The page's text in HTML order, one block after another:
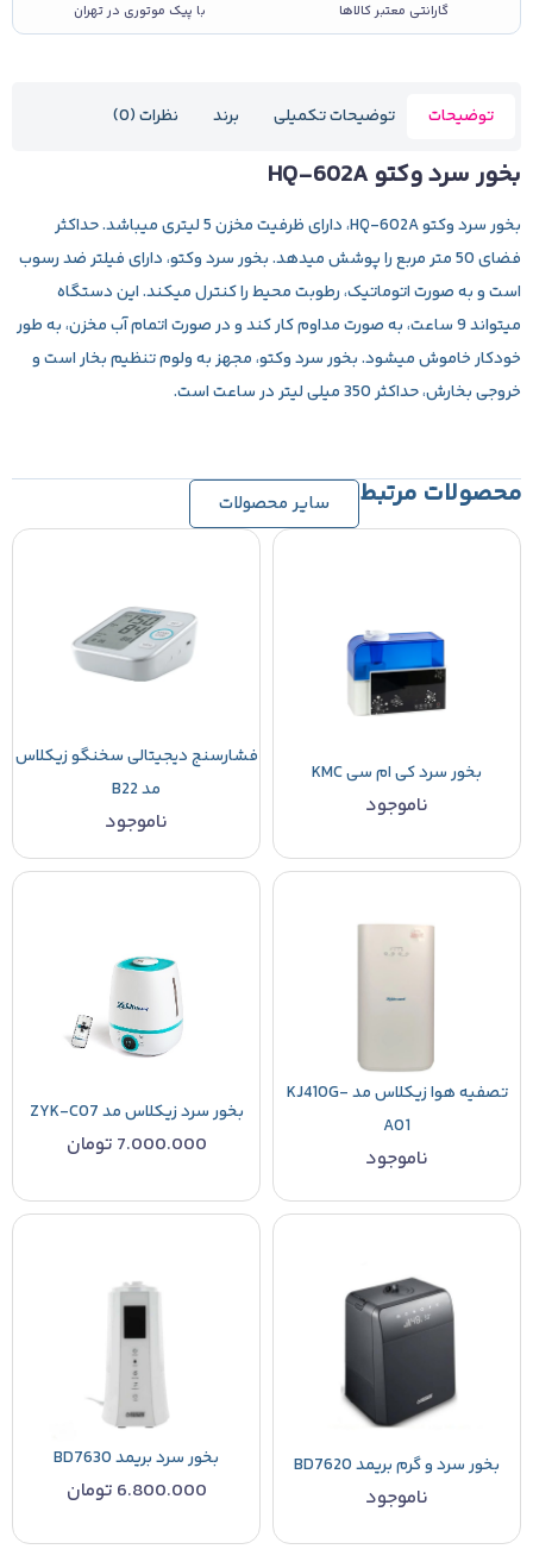
گارانتی معتبر کالاها با پیک موتوری در تهران
توضیحات توضیحات تکمیلی برند نظرات (0)
بخور سرد وکتو HQ-602A
بخور سرد وکتو HQ-602A
، دارای ظرفیت مخزن 5 لیتری میباشد. حداکثر
فضای 50 متر مربع را پوشش میدهد. بخور سرد وکتو، دارای فیلتر ضد رسوب
است و به صورت اتوماتیک، رطوبت محیط را کنترل میکند. این دستگاه
میتواند 9 ساعت، به صورت مداوم کار کند و در صورت اتمام آب مخزن، به طور
خودکار خاموش میشود. بخور سرد وکتو، مجهز به ولوم تنظیم بخار است و
خروجی بخارش، حداکثر 350 میلی لیتر در ساعت است.
محصولات مرتبط سایر محصولات
بخور سرد کی ام سی KMC
ناموجود
فشارسنج دیجیتالی سخنگو زیکلاس
مد B22
ناموجود
تصفیه هوا زیکلاس مد KJ410G-
A01
ناموجود
بخور سرد زیکلاس مد ZYK-C07
7.000.000 تومان
بخور سرد و گرم بریمد BD7620
ناموجود
بخور سرد بریمد BD7630
6.800.000 تومان